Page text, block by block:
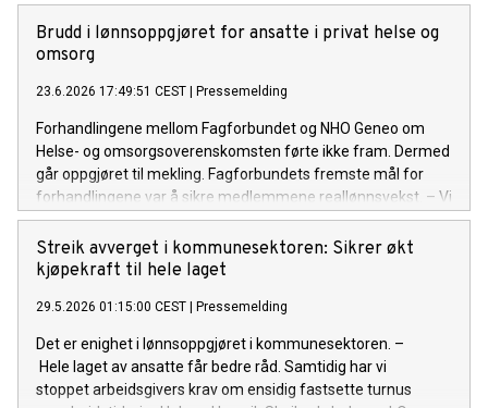
Brudd i lønnsoppgjøret for ansatte i privat helse og
omsorg
23.6.2026 17:49:51 CEST | Pressemelding
Forhandlingene mellom Fagforbundet og NHO Geneo om
Helse- og omsorgsoverenskomsten førte ikke fram. Dermed
går oppgjøret til mekling. Fagforbundets fremste mål for
forhandlingene var å sikre medlemmene reallønnsvekst. – Vi
har møtt en arbeidsgiver som ikke var villig til å komme oss i
møte. Mange av våre medlemmer tjener lite, derfor var
reallønnsvekst et krystallklart krav fra oss. Et annet viktig
arbeidsgiver ikke gikk med på disse kravene, måtte det bli
brudd, sier Tarjei Leistad fra Fagforbundets ledelse. Avtalen
det ble forhandlet om er Helse- og
omsorgsoverenskomsten, kalt avtale 481. Fagforbundet
forhandlet sammen med FO. Hvis partene ikke kommer til
Streik avverget i kommunesektoren: Sikrer økt
kjøpekraft til hele laget
29.5.2026 01:15:00 CEST | Pressemelding
Det er enighet i lønnsoppgjøret i kommunesektoren. –
Hele laget av ansatte får bedre råd. Samtidig har vi
stoppet arbeidsgivers krav om ensidig fastsette turnus